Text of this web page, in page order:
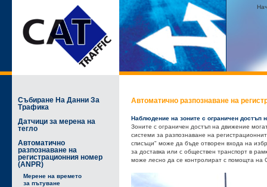
Автоматично разпознаване на
Наблюдение на зоните с ограничен достъп
Зоните с ограничен достъп на движение
системи за разпознаване на
списъци" може да бъде отворен входа на
за доставка или с обществен транспорт в
може лесно да се контролират с помощта на
Събиране На Данни За
Трафика
Датчици за мерена на
тегло
Автоматично
разпознаване на
регистрационния номер
(ANPR)
Мерене на времето
за пътуване